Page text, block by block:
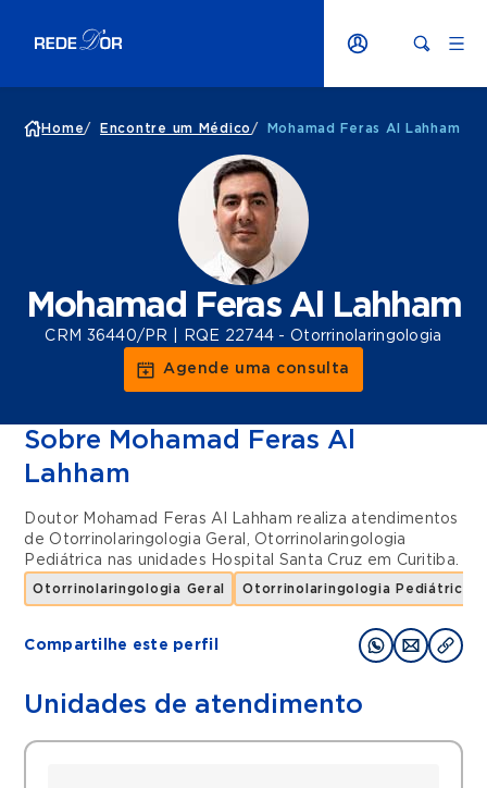
Home/ Encontre um Médico / Mohamad Feras Al Lahham
Mohamad Feras Al Lahham
CRM 36440/PR | RQE 22744 - Otorrinolaringologia
Agende uma consulta
Sobre Mohamad Feras Al
Lahham
Doutor Mohamad Feras Al Lahham realiza atendimentos
de Otorrinolaringologia Geral , Otorrinolaringologia
Pediátrica nas unidades Hospital Santa Cruz em Curitiba.
Otorrinolaringologia Geral Otorrinolaringologia Pediátrica
Compartilhe este perfil
Unidades de atendimento